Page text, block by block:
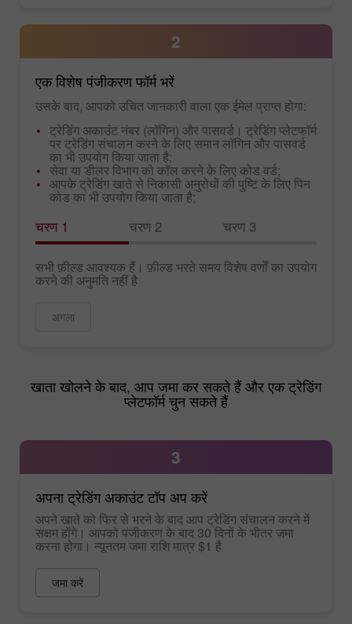
2
एक विशेष पंजीकरण फॉर्म भरें
उसके बाद, आपको उचित जानकारी वाला एक ईमेल प्राप्त होगा:
ट्रेडिंग अकाउंट नंबर (लॉगिन) और पासवर्ड। ट्रेडिंग प्लेटफॉर्म
पर ट्रेडिंग संचालन करने के लिए समान लॉगिन और पासवर्ड
का भी उपयोग किया जाता है;
सेवा या डीलर विभाग को कॉल करने के लिए कोड वर्ड;
आपके ट्रेडिंग खाते से निकासी अनुरोधों की पुष्टि के लिए पिन
कोड का भी उपयोग किया जाता है;
चरण 1 चरण 2 चरण 3
सभी फ़ील्ड आवश्यक हैं। फ़ील्ड भरते समय विशेष वर्णों का उपयोग
करने की अनुमति नहीं है
अगला
खाता खोलने के बाद, आप जमा कर सकते हैं और एक ट्रेडिंग
प्लेटफॉर्म चुन सकते हैं
3
अपना ट्रेडिंग अकाउंट टॉप अप करें
अपने खाते को फिर से भरने के बाद आप ट्रेडिंग संचालन करने में
सक्षम होंगे। आपको पंजीकरण के बाद 30 दिनों के भीतर जमा
करना होगा। न्यूनतम जमा राशि मात्र $1 है
जमा करें